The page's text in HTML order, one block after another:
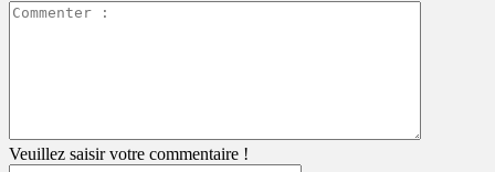
Veuillez saisir votre commentaire !